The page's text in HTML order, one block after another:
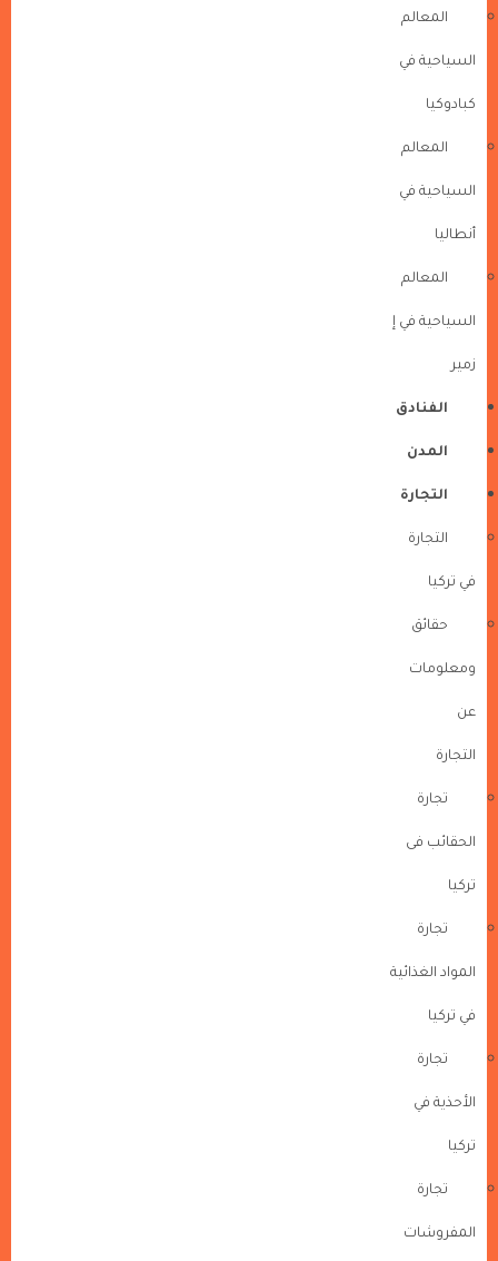
المعالم
السياحية في
كبادوكيا
المعالم
السياحية في
أنطاليا
المعالم
السياحية في إ
زمير
الفنادق
المدن
التجارة
التجارة
في تركيا
حقائق
ومعلومات
عن
التجارة
تجارة
الحقائب فى
تركيا
تجارة
المواد الغذائية
في تركيا
تجارة
الأحذية في
تركيا
تجارة
المفروشات